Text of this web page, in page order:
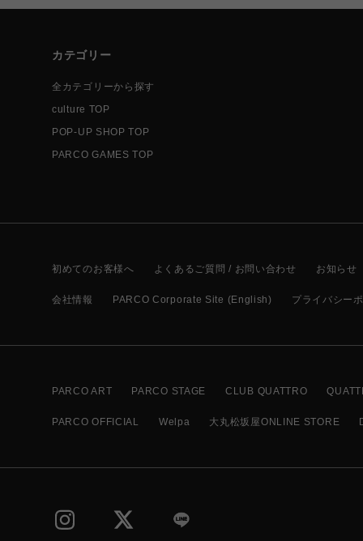
カテゴリー
全カテゴリーから探す
culture TOP
POP-UP SHOP TOP
PARCO GAMES TOP
初めてのお客様へ よくあるご質問 / お問い合わせ お知らせ
会社情報 PARCO Corporate Site (English) プライバシー
PARCO ART PARCO STAGE CLUB QUATTRO
PARCO OFFICIAL Welpa 大丸松坂屋ONLINE STORE